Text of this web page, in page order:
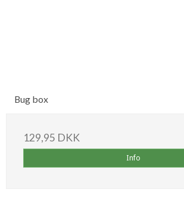
Bug box
129,95 DKK
Info